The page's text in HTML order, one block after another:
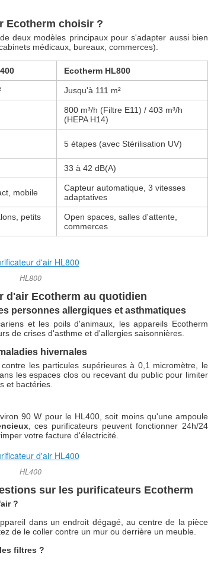
Ecotherm choisir ?
deux modèles principaux pour s'adapter aussi bien
médicaux, bureaux, commerces).
Ecotherm HL800
Jusqu'à 111 m²
800 m³/h (Filtre E11) / 403 m³/h
(HEPA H14)
5 étapes (avec Stérilisation UV)
33 à 42 dB(A)
mobile
Capteur automatique, 3 vitesses
adaptatives
petits
Open spaces, salles d'attente,
commerces
HL800
d'air Ecotherm au quotidien
personnes allergiques et asthmatiques
et les poils d'animaux, les appareils Ecotherm
de crises d'asthme et d'allergies saisonnières.
hivernales
les particules supérieures à 0,1 micromètre, le
les espaces clos ou recevant du public pour limiter
et bactéries.
90 W pour le HL400, soit moins qu'une ampoule
, ces purificateurs peuvent fonctionner 24h/24
votre facture d'électricité.
HL400
sur les purificateurs Ecotherm
?
dans un endroit dégagé, au centre de la pièce
de le coller contre un mur ou derrière un meuble.
filtres ?